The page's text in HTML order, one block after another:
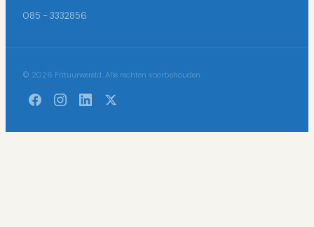
085 - 3332856
© 2026 Frituurwereld. Alle rechten voorbehouden.